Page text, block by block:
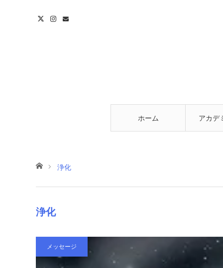
ホーム アカデ
ホーム浄化
浄化
メッセージ